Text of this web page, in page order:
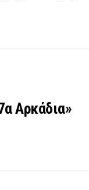
Αρκάδια»